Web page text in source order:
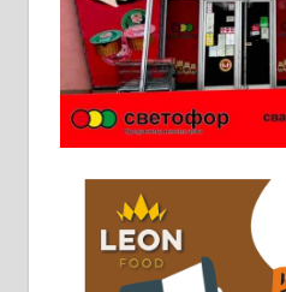
Ало таксију
категоријом. 064/
Потребна два
стоваришту
информација
стовариште у
Горког 26 сваког
8 до 15 часова. 063/